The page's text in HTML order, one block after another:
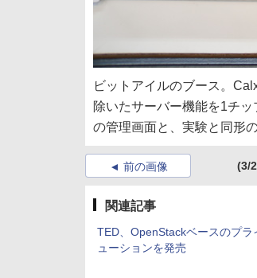
ビットアイルのブース。
除いたサーバー機能を1チ
の管理画面と、実験と同形
前の画像 (3/
関連記事
TED、OpenStackベースのプラ
ューションを発売